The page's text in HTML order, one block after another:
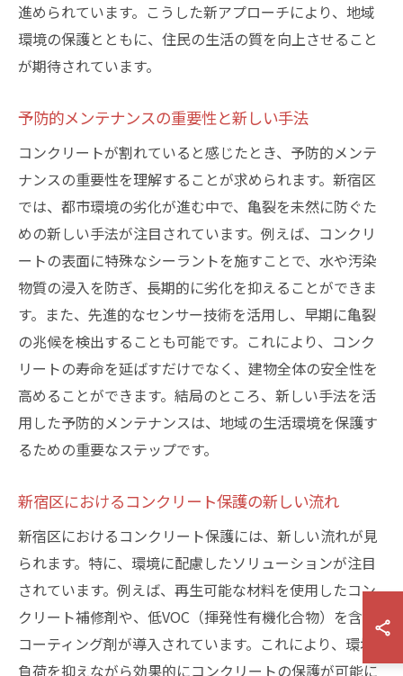
進められています。こうした新アプローチにより、地域
環境の保護とともに、住民の生活の質を向上させること
が期待されています。
予防的メンテナンスの重要性と新しい手法
コンクリートが割れていると感じたとき、予防的メンテ
ナンスの重要性を理解することが求められます。新宿区
では、都市環境の劣化が進む中で、亀裂を未然に防ぐた
めの新しい手法が注目されています。例えば、コンクリ
ートの表面に特殊なシーラントを施すことで、水や汚染
物質の浸入を防ぎ、長期的に劣化を抑えることができま
す。また、先進的なセンサー技術を活用し、早期に亀裂
の兆候を検出することも可能です。これにより、コンク
リートの寿命を延ばすだけでなく、建物全体の安全性を
高めることができます。結局のところ、新しい手法を活
用した予防的メンテナンスは、地域の生活環境を保護す
るための重要なステップです。
新宿区におけるコンクリート保護の新しい流れ
新宿区におけるコンクリート保護には、新しい流れが見
られます。特に、環境に配慮したソリューションが注目
されています。例えば、再生可能な材料を使用したコン
クリート補修剤や、低VOC（揮発性有機化合物）を含む
コーティング剤が導入されています。これにより、環境
負荷を抑えながら効果的にコンクリートの保護が可能に